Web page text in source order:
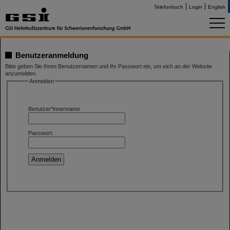
Telefonbuch Login English
Benutzeranmeldung
Bitte geben Sie Ihren Benutzernamen und Ihr Passwort ein, um sich an der Website
anzumelden.
Anmelden
Benutzer*innenname
Passwort: